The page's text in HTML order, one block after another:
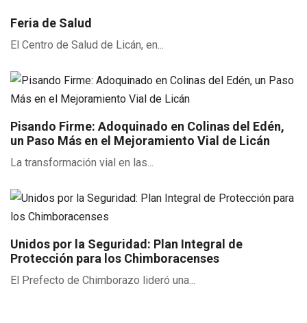
Feria de Salud
El Centro de Salud de Licán, en...
Pisando Firme: Adoquinado en Colinas del Edén,
un Paso Más en el Mejoramiento Vial de Licán
La transformación vial en las...
Unidos por la Seguridad: Plan Integral de
Protección para los Chimboracenses
El Prefecto de Chimborazo lideró una...